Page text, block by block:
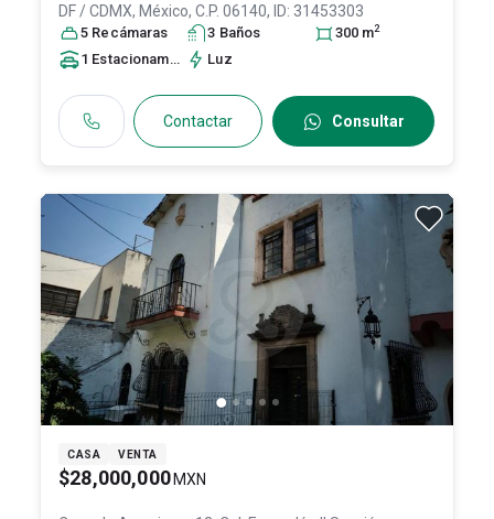
DF / CDMX, México, C.P. 06140, ID: 31453303
5 Recámaras 3 Baños 300 m2
1 Estacionamiento Luz
Contactar Consultar
CASA VENTA
$28,000,000 MXN